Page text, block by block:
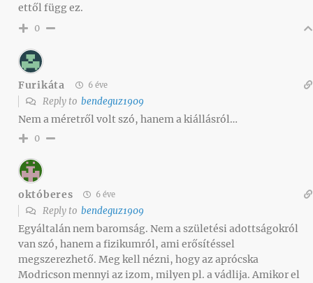
ettől függ ez.
0
Furikáta 6 éve
Reply to bendeguz1909
Nem a méretről volt szó, hanem a kiállásról…
0
októberes 6 éve
Reply to bendeguz1909
Egyáltalán nem baromság. Nem a születési adottságokról
van szó, hanem a fizikumról, ami erősítéssel
megszerezhető. Meg kell nézni, hogy az aprócska
Modricson mennyi az izom, milyen pl. a vádlija. Amikor el